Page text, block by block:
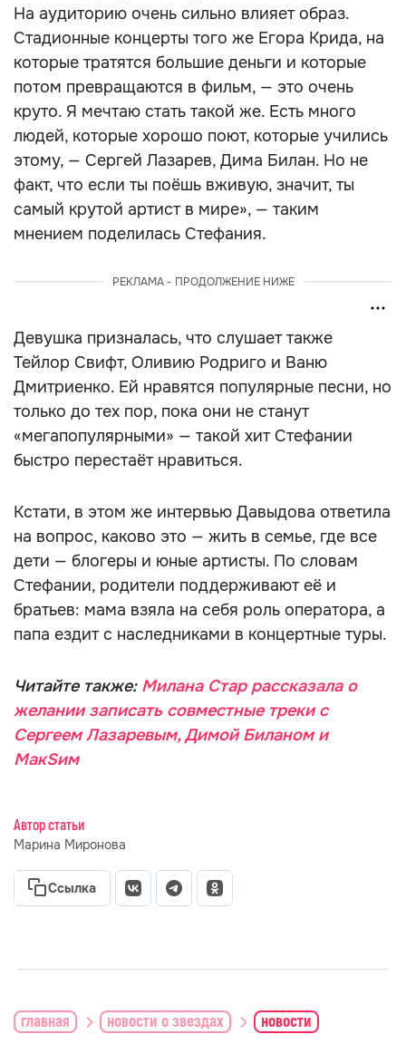
На аудиторию очень сильно влияет образ.
Стадионные концерты того же Егора Крида, на
которые тратятся большие деньги и которые
потом превращаются в фильм, — это очень
круто. Я мечтаю стать такой же. Есть много
людей, которые хорошо поют, которые учились
этому, — Сергей Лазарев, Дима Билан. Но не
факт, что если ты поёшь вживую, значит, ты
самый крутой артист в мире», — таким
мнением поделилась Стефания.
РЕКЛАМА - ПРОДОЛЖЕНИЕ НИЖЕ
Девушка призналась, что слушает также
Тейлор Свифт, Оливию Родриго и Ваню
Дмитриенко. Ей нравятся популярные песни, но
только до тех пор, пока они не станут
«мегапопулярными» — такой хит Стефании
быстро перестаёт нравиться.
Кстати, в этом же интервью Давыдова ответила
на вопрос, каково это — жить в семье, где все
дети — блогеры и юные артисты. По словам
Стефании, родители поддерживают её и
братьев: мама взяла на себя роль оператора, а
папа ездит с наследниками в концертные туры.
Читайте также: Милана Стар рассказала о
желании записать совместные треки с
Сергеем Лазаревым, Димой Биланом и
МакSим
Автор статьи
Марина Миронова
Ссылка
главная новости о звездах новости